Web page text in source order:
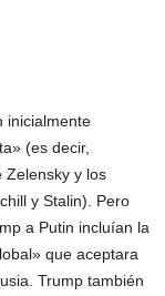
inicialmente
(es decir,
Zelensky y los
y Stalin). Pero
a Putin incluían la
que aceptara
Trump también